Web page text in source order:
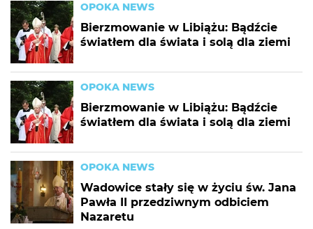
OPOKA NEWS
Bierzmowanie w Libiążu: Bądźcie
światłem dla świata i solą dla ziemi
OPOKA NEWS
Bierzmowanie w Libiążu: Bądźcie
światłem dla świata i solą dla ziemi
OPOKA NEWS
Wadowice stały się w życiu św. Jana
Pawła II przedziwnym odbiciem
Nazaretu